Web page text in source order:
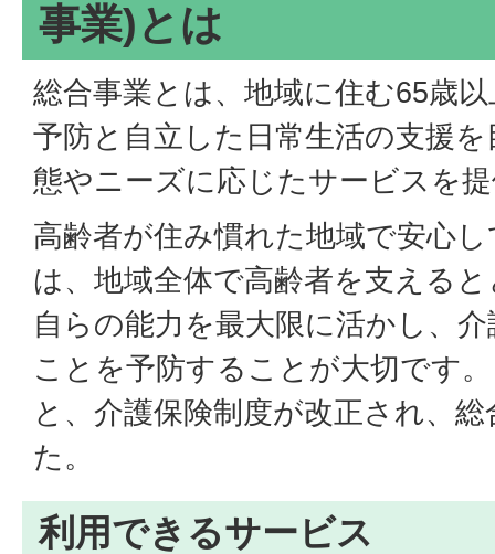
事業)とは
総合事業とは、地域に住む65歳
予防と自立した日常生活の支援
態やニーズに応じたサービスを
高齢者が住み慣れた地域で安心
は、地域全体で高齢者を支える
自らの能力を最大限に活かし、
ことを予防することが大切です
と、介護保険制度が改正され、
た。
利用できるサービス